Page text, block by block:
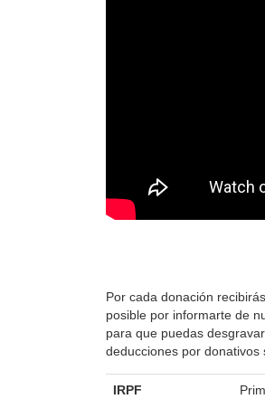
Por cada donación
posible por informarte de
para que puedas
deducciones por donativos
IRPF